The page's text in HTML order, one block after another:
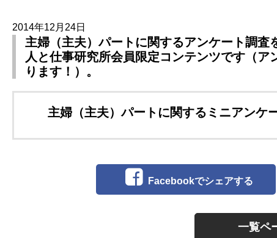
2014年12月24日
主婦（主夫）パートに関するアンケート調査
人と仕事研究所会員限定コンテンツです（
ります！）。
主婦（主夫）パートに関するミニアンケ
Facebookでシェアする
一覧ペ